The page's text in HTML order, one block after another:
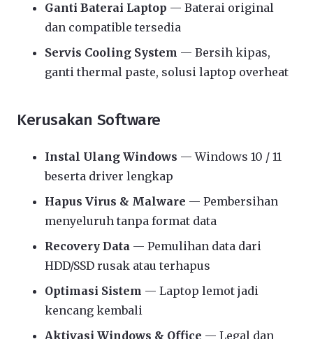
Ganti Baterai Laptop — Baterai original
dan compatible tersedia
Servis Cooling System — Bersih kipas,
ganti thermal paste, solusi laptop overheat
Kerusakan Software
Instal Ulang Windows — Windows 10 / 11
beserta driver lengkap
Hapus Virus & Malware — Pembersihan
menyeluruh tanpa format data
Recovery Data — Pemulihan data dari
HDD/SSD rusak atau terhapus
Optimasi Sistem — Laptop lemot jadi
kencang kembali
Aktivasi Windows & Office — Legal dan